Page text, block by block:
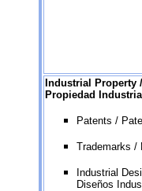
Industrial Property /
Propiedad Industrial
Patents /
Trademarks /
Industrial
Diseños